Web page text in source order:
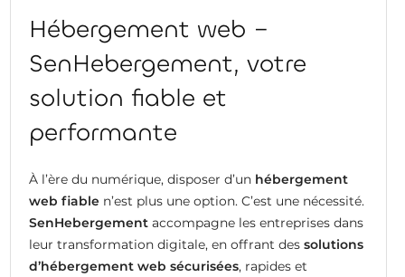
Hébergement web –
SenHebergement, votre
solution fiable et
performante
À l’ère du numérique, disposer d’un hébergement
web fiablen’est plus une option. C’est une nécessité.
SenHebergementaccompagne les entreprises dans
leur transformation digitale, en offrant des solutions
d’hébergement web sécurisées, rapides et